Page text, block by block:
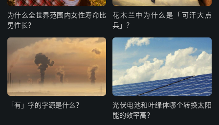
为什么全世界范围内女性寿命比
男性长？
花木兰中为什么是「可汗大点
兵」？
「有」字的字源是什么？
光伏电池和叶绿体哪个转换太阳
能的效率高？